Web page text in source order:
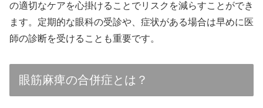
の適切なケアを心掛けることでリスクを減らすことができ
ます。定期的な眼科の受診や、症状がある場合は早めに医
師の診断を受けることも重要です。
眼筋麻痺の合併症とは？